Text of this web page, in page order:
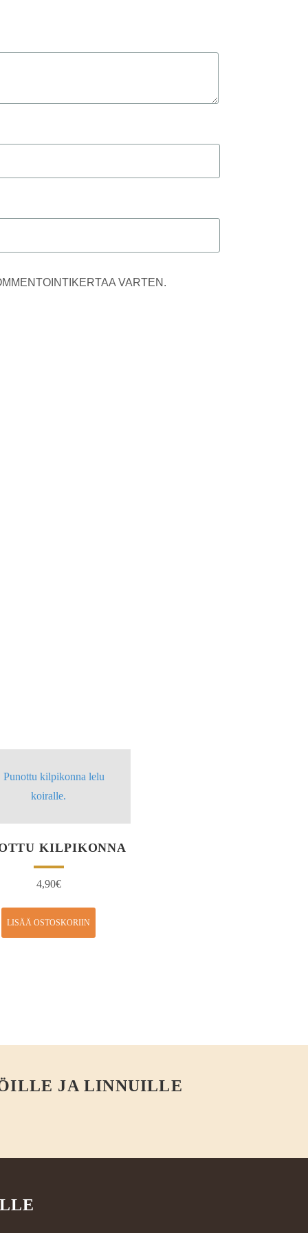
VARTEN.
KILPIKONNA
4,90€
LISÄÄ OSTOSKORIIN
JA LINNUILLE